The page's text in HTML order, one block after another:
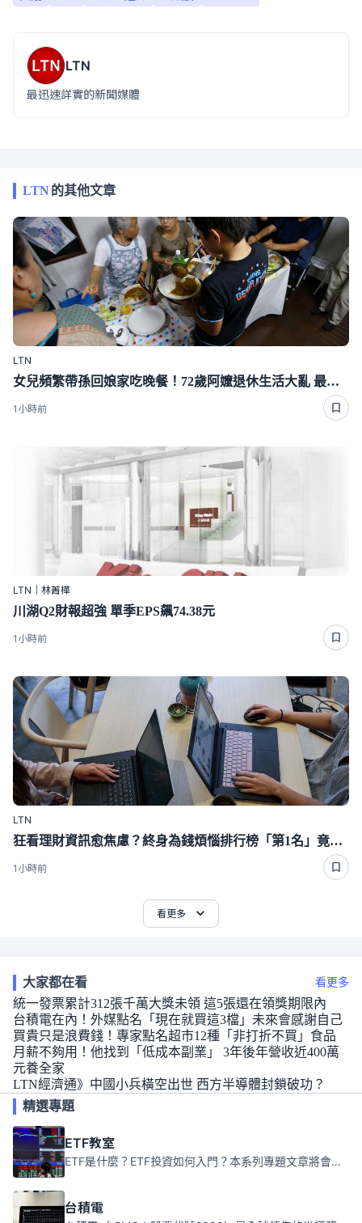
LTN
最迅速詳實的新聞媒體
LTN的其他文章
LTN
女兒頻繁帶孫回娘家吃晚餐！72歲阿嬤退休生活大亂 最後忍不住開口了
1小時前
LTN｜林菁樺
川湖Q2財報超強 單季EPS飆74.38元
1小時前
LTN
狂看理財資訊愈焦慮？終身為錢煩惱排行榜「第1名」竟是這種人
1小時前
看更多
大家都在看 看更多
統一發票累計312張千萬大獎未領 這5張還在領獎期限內
台積電在內！外媒點名「現在就買這3檔」未來會感謝自己
買貴只是浪費錢！專家點名超市12種「非打折不買」食品
月薪不夠用！他找到「低成本副業」 3年後年營收近400萬
元養全家
LTN經濟通》中國小兵橫空出世 西方半導體封鎖破功？
精選專題
ETF教室
ETF是什麼？ETF投資如何入門？本系列專題文章將會告訴你新手必須知道的ETF基礎知識。
台積電